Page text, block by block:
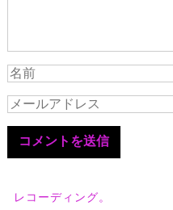
レコーディング。